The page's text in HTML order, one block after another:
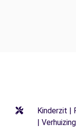
Kinderzit |
|